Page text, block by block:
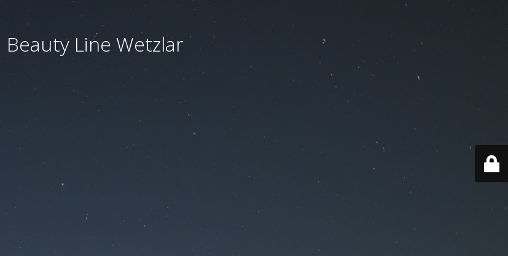
Beauty Line Wetzlar